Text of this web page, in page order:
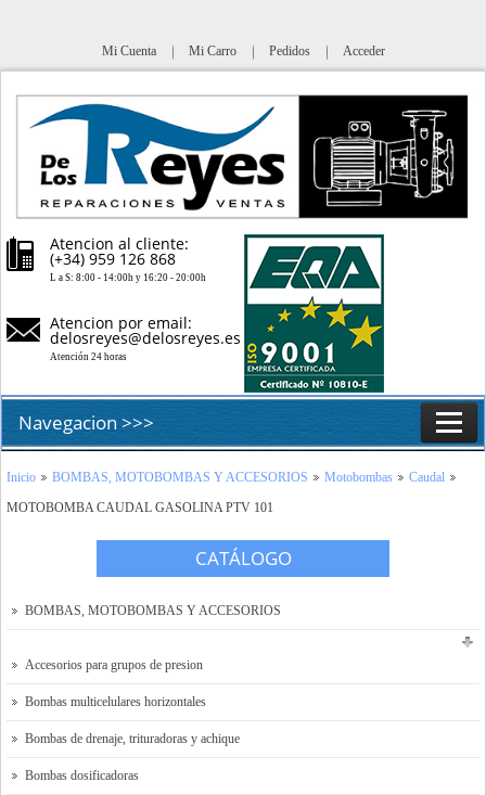
Mi Cuenta Mi Carro Pedidos Acceder
Atencion al cliente:
(+34) 959 126 868
L a S: 8:00 - 14:00h y 16:20 - 20:00h
Atencion por email:
delosreyes@delosreyes.es
Atención 24 horas
Navegacion >>>
Inicio
Solicitar presupuesto
Inicio BOMBAS, MOTOBOMBAS Y ACCESORIOS Motobombas
Caudal
MOTOBOMBA CAUDAL GASOLINA PTV 101
CATÁLOGO
BOMBAS, MOTOBOMBAS Y ACCESORIOS
Accesorios para grupos de presion
Bombas multicelulares horizontales
Bombas de drenaje, trituradoras y achique
Bombas dosificadoras